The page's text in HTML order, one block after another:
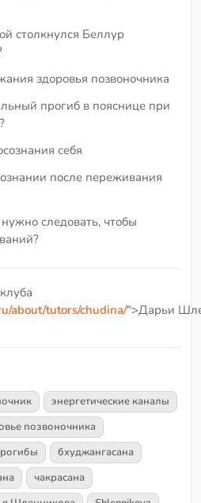
столкнулся Беллур
здоровья позвоночника
прогиб в пояснице при
себя
после переживания
следовать, чтобы
about/tutors/chudina/">Дарьи
энергетические каналы
позвоночника
бхуджангасана
чакрасана